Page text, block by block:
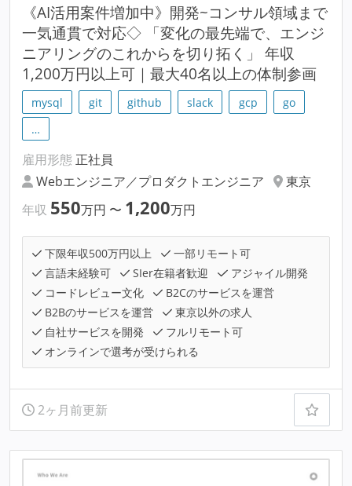
《AI活用案件増加中》開発~コンサル領域まで
一気通貫で対応◇ 「変化の最先端で、エンジ
ニアリングのこれからを切り拓く」 年収
1,200万円以上可｜最大40名以上の体制参画
mysql git github slack gcp
go
…
雇用形態 正社員
Webエンジニア／プロダクトエンジニア
東京
年収 550万円 〜 1,200万円
下限年収500万円以上
一部リモート可
言語未経験可
SIer在籍者歓迎
アジャイル開発
コードレビュー文化
B2Cのサービスを運営
B2Bのサービスを運営
東京以外の求人
自社サービスを開発
フルリモート可
オンラインで選考が受けられる
2ヶ月前更新